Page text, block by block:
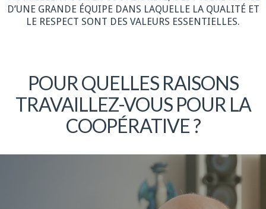
D’UNE GRANDE ÉQUIPE DANS LAQUELLE LA QUALITÉ ET
LE RESPECT SONT DES VALEURS ESSENTIELLES.
POUR QUELLES RAISONS
TRAVAILLEZ-VOUS POUR LA
COOPÉRATIVE ?